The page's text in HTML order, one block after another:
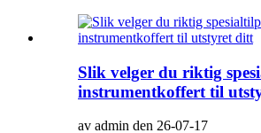
Slik velger du riktig
instrumentkoffert til
av admin den 26-07-17